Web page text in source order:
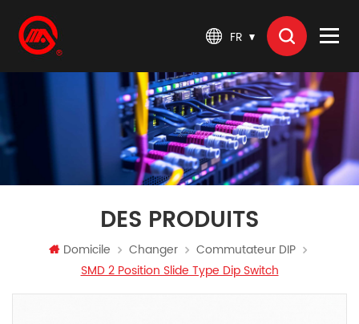
FR
DES PRODUITS
Domicile Changer
Commutateur DIP
SMD 2 Position Slide Type Dip Switch